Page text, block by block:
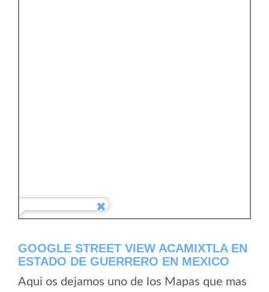
GOOGLE STREET VIEW ACAMIXTLA EN
ESTADO DE GUERRERO EN MEXICO
Aqui os dejamos uno de los Mapas que mas